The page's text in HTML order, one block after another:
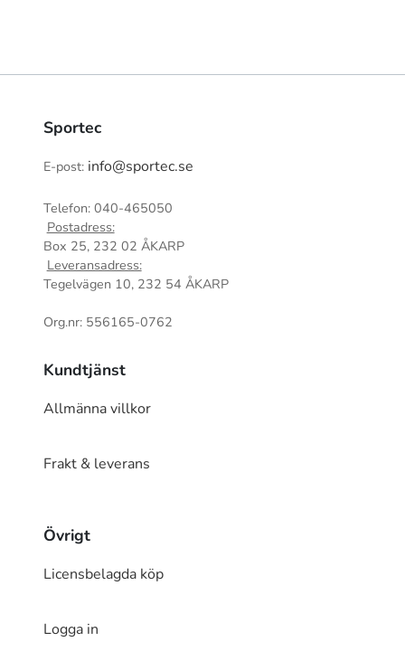
Sportec
E-post: info@sportec.se
Telefon: 040-465050
Postadress:
Box 25, 232 02 ÅKARP
Leveransadress:
Tegelvägen 10, 232 54 ÅKARP
Org.nr: 556165-0762
Kundtjänst
Allmänna villkor
Frakt & leverans
Övrigt
Licensbelagda köp
Logga in